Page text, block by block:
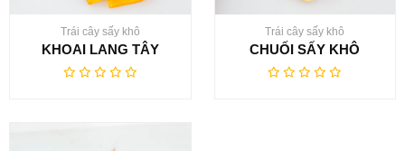
Trái cây sấy khô
KHOAI LANG TÂY
Trái cây sấy khô
CHUỐI SẤY KHÔ